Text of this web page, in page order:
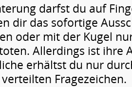
darfst du auf
dir das sofortige
oder mit der Kugel
Allerdings ist ihre
erhältst du nur
Fragezeichen.